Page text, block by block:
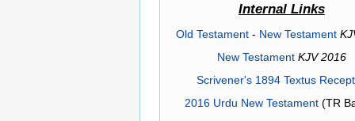
Internal Links
Old Testament- New Testament
New Testament KJV 2016
Scrivener's 1894 Textus
2016 Urdu New Testament(TR